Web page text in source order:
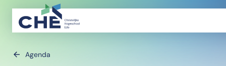
Agenda